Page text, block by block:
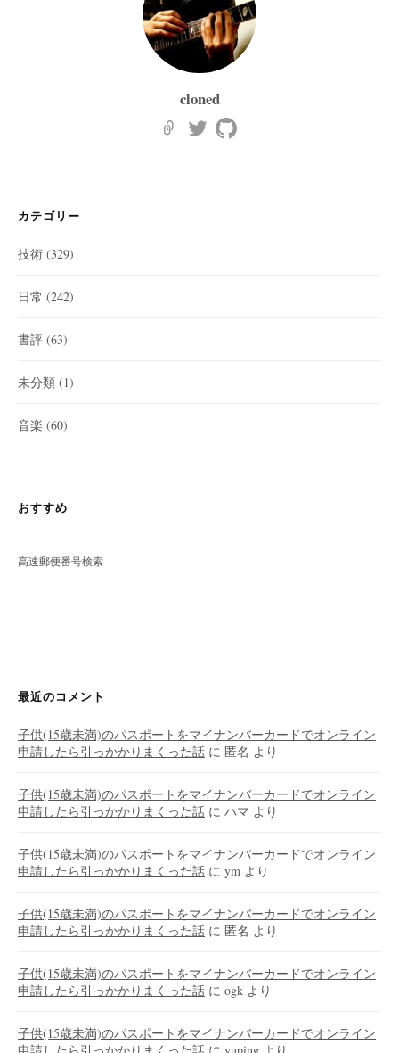
cloned
カテゴリー
技術 (329)
日常 (242)
書評 (63)
未分類 (1)
音楽 (60)
おすすめ
高速郵便番号検索
最近のコメント
子供(15歳未満)のパスポートをマイナンバーカードでオンライン
申請したら引っかかりまくった話 に 匿名 より
子供(15歳未満)のパスポートをマイナンバーカードでオンライン
申請したら引っかかりまくった話 に ハマ より
子供(15歳未満)のパスポートをマイナンバーカードでオンライン
申請したら引っかかりまくった話 に ym より
子供(15歳未満)のパスポートをマイナンバーカードでオンライン
申請したら引っかかりまくった話 に 匿名 より
子供(15歳未満)のパスポートをマイナンバーカードでオンライン
申請したら引っかかりまくった話 に ogk より
子供(15歳未満)のパスポートをマイナンバーカードでオンライン